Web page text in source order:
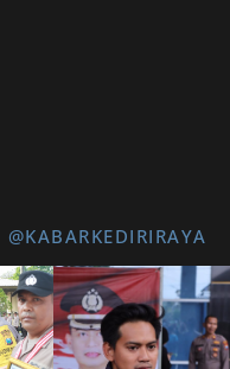
@KABARKEDIRIRAYA